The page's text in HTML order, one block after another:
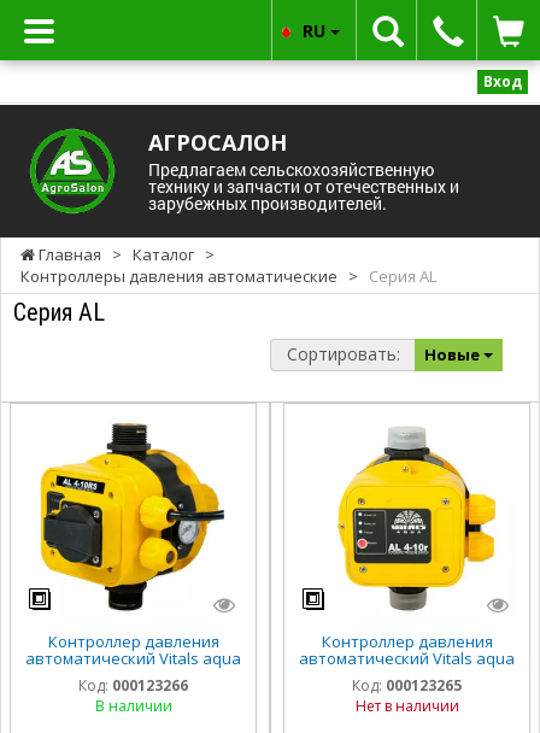
Вход
АГРОСАЛОН
Предлагаем сельскохозяйственную
технику и запчасти от отечественных и
зарубежных производителей.
RU
Главная > Каталог >
Контроллеры давления автоматические
> Cерия AL
Cерия AL
Сортировать: Новые
Контроллер давления
автоматический Vitals aqua
AL 4-10rs
Код: 000123266
В наличии
Контроллер давления
автоматический Vitals aqua
AL 4-10r
Код: 000123265
Нет в наличии